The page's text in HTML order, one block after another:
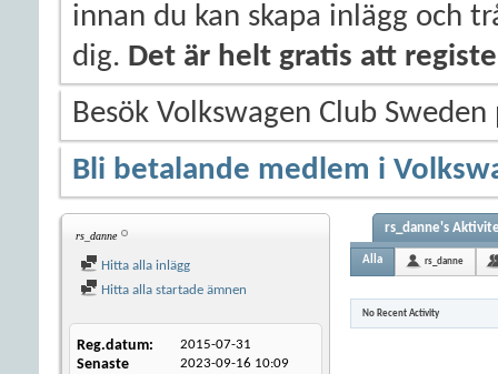
innan du kan skapa inlägg och
dig. Det är helt gratis att
Besök Volkswagen Club
Bli betalande medlem i
rs_danne
Hitta alla inlägg
Hitta alla startade ämnen
Reg.datum 2015-07-31
Senaste
2023-09-16 10:09
rs_danne's
Alla rs_danne
No Recent Activity